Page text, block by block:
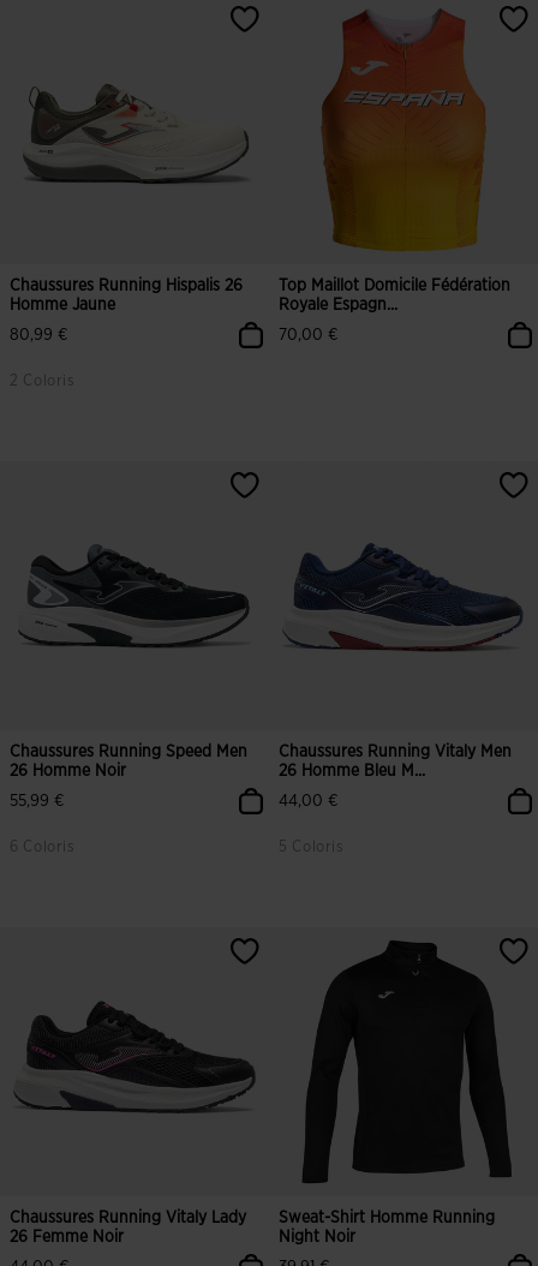
3,8 sur 5 Évaluation du client
Chaussures Running Hispalis 26
Homme Jaune
80,99 €
2 Coloris
Top Maillot Domicile Fédération
Royale Espagn...
70,00 €
Chaussures Running Speed Men
26 Homme Noir
55,99 €
6 Coloris
Chaussures Running Vitaly Men
26 Homme Bleu M...
44,00 €
5 Coloris
4,7 sur 5 Évaluation du client
Chaussures Running Vitaly Lady
26 Femme Noir
Sweat-Shirt Homme Running
Night Noir